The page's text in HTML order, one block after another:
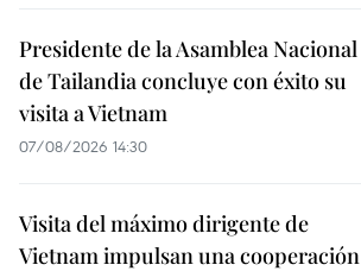
Presidente de la Asamblea Nacional
de Tailandia concluye con éxito su
visita a Vietnam
07/08/2026 14:30
Visita del máximo dirigente de
Vietnam impulsan una cooperación